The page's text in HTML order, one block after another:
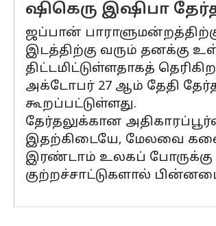
ஷிகெரு இஷிபா
ஜப்பான்
இடத்திற்கு வரும் தனக்கு
திட்டமிட்டுள்ளதாகத்
அக்டோபர் 27 ஆம் தேதி
கூறப்பட்டுள்ளது.
தேர்தலுக்கான
இதற்கிடையே, மேலவை
இரண்டாம் உலகப் போருக்கு
குற்றச்சாட்டுகளால்